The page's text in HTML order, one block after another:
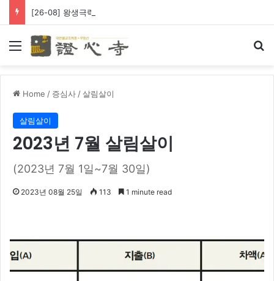
[26-08] 왕생극락 바라옵니다
Menu
Home / 증심사 /살림살이
살림살이
2023년 7월 살림살이
(2023년 7월 1일~7월 30일)
2023년 08월 25일 113 1 minute read